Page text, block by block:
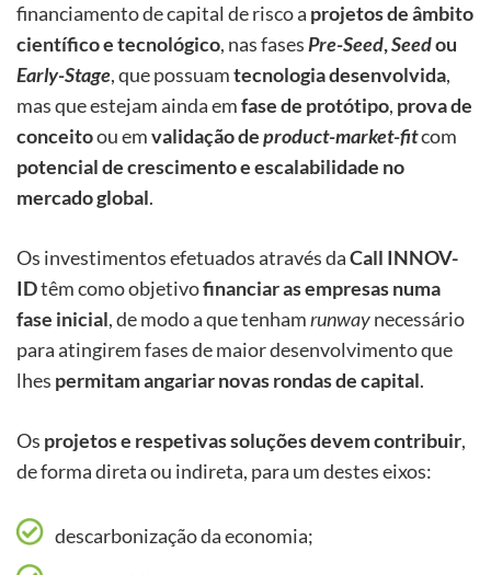
financiamento de capital de risco a projetos de âmbito
científico e tecnológico, nas fasesPre-Seed,Seedou
Early-Stage, que possuamtecnologia desenvolvida,
mas que estejam ainda emfase de protótipo, prova de
conceitoou emvalidação deproduct-market-fitcom
potencial de crescimento e escalabilidade no
mercado global.
Os investimentos efetuados através daCall INNOV-
IDtêm como objetivofinanciar as empresas numa
fase inicial, de modo a que tenhamrunwaynecessário
para atingirem fases de maior desenvolvimento que
lhes permitam angariar novas rondas de capital.
Os projetos e respetivas soluções devem contribuir,
de forma direta ou indireta, para um destes eixos:
descarbonização da economia;